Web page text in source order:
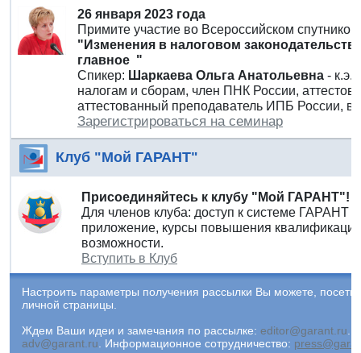
26 января 2023 года
Примите участие во Всероссийском
"Изменения в налоговом
главное "
Спикер: Шаркаева Ольга Анатольевна -
налогам и сборам, член ПНК России,
аттестованный преподаватель ИПБ России,
Зарегистрироваться на семинар
Клуб "Мой ГАРАНТ"
Присоединяйтесь к клубу "Мой ГАРАНТ"!
Для членов клуба: доступ к системе ГАРАНТ
приложение, курсы повышения
возможности.
Вступить в Клуб
Настроить параметры получения рассылки Вы можете,
личной страницы.
Ждем Ваши идеи и замечания по рассылке: editor@garant.ru
adv@garant.ru
Информационное сотрудничество: